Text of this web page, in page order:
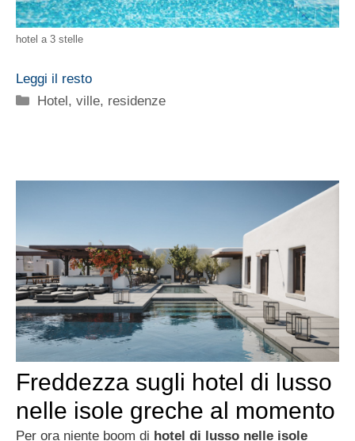
hotel a 3 stelle
Leggi il resto
Categorie
Hotel, ville, residenze
Freddezza sugli hotel di lusso
nelle isole greche al momento
Per ora niente boom di hotel di lusso nelle isole